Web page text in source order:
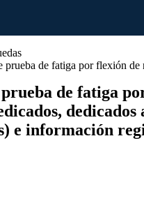
prueba de fatiga por flexión de
de fatiga
e información